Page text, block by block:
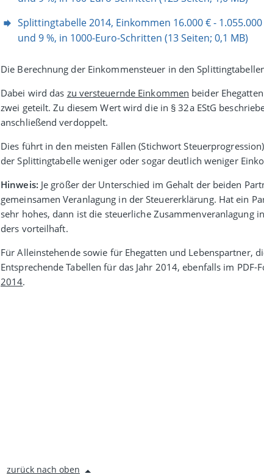
Splittingtabelle 2014, Einkommen 16.000 € -
und 9 %, in 1000-Euro-Schritten (13 Seiten; 0,1 MB)
Die Berechnung der Einkommensteuer in den
Dabei wird das zu versteuernde Einkommen beider
zwei geteilt. Zu diesem Wert wird die in § 32a EStG
anschließend verdoppelt.
Dies führt in den meisten Fällen (Stichwort
der Splitting­tabelle weniger oder sogar deut­lich weniger
Hinweis: Je größer der Unterschied im Gehalt der beiden
gemein­samen Veran­lagung in der Steuer­erklärung. Hat ein
sehr hohes, dann ist die steuer­liche Zusammen­ver­an­lagung
ders vorteil­haft.
Für Alleinstehende sowie für Ehegatten und Lebens­partner,
Entspre­chende Tabellen für das Jahr 2014, eben­falls im
2014.
zurück nach oben